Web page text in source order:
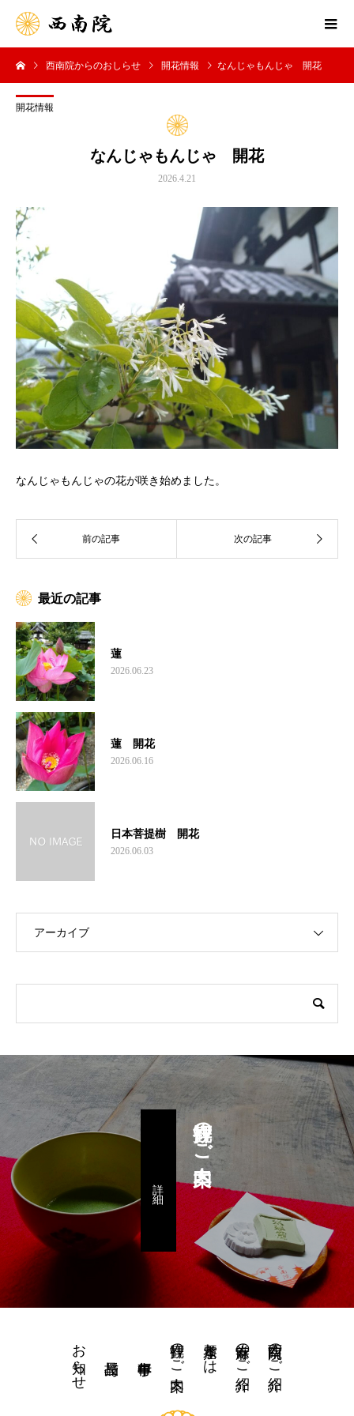
西南院からのおしらせ 開花情報 なんじゃもんじゃ 開花
開花情報
なんじゃもんじゃ 開花
2026.4.21
なんじゃもんじゃの花が咲き始めました。
最近の記事
蓮
2026.06.23
蓮 開花
2026.06.16
日本菩提樹 開花
2026.06.03
アーカイブ
拝観のご案内
西南院のご紹介
當麻寺のご紹介
水琴窟とは
拝観のご案内
お知らせ